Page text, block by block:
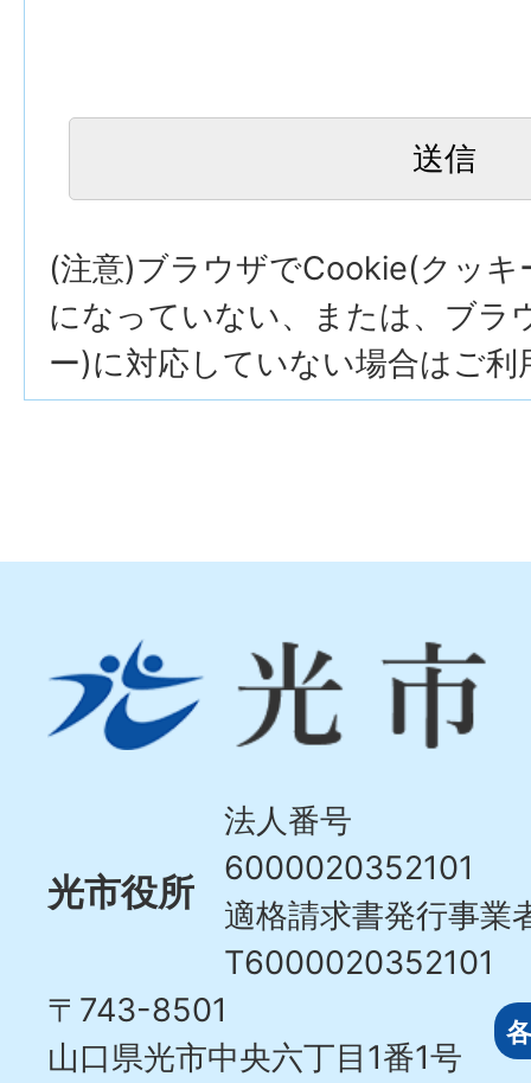
(注意)ブラウザでCookie(クッキ
になっていない、または、ブラ
ー)に対応していない場合はご利
市
Hikari
光市役所
法人番号
6000020352101
適格請求書発行事業
T6000020352101
〒743-8501
山口県光市中央六丁目1番1号